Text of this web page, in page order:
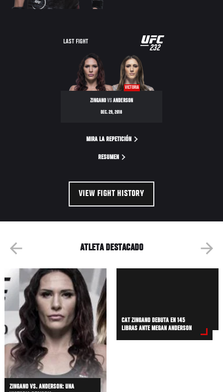
LAST FIGHT
UFC
232232
VICTORIA
ZINGANOVSANDERSON
DEC. 29, 2018
MIRA LA REPETICIÓN
RESUMEN
VIEW FIGHT HISTORY
ATLETA DESTACADO
ZINGANO VS. ANDERSON: UNA
CAT ZINGANO DEBUTA EN 145
LIBRAS ANTE MEGAN ANDERSON